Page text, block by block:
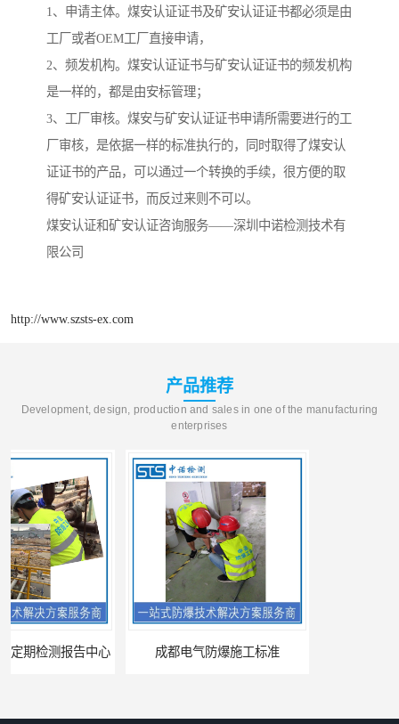
1、申请主体。煤安认证证书及矿安认证证书都必须是由
工厂或者OEM工厂直接申请，
2、频发机构。煤安认证证书与矿安认证证书的频发机构
是一样的，都是由安标管理；
3、工厂审核。煤安与矿安认证证书申请所需要进行的工
厂审核，是依据一样的标准执行的，同时取得了煤安认
证证书的产品，可以通过一个转换的手续，很方便的取
得矿安认证证书，而反过来则不可以。
煤安认证和矿安认证咨询服务——深圳中诺检测技术有
限公司
http://www.szsts-ex.com
产品推荐
Development, design, production and sales in one of the manufacturing
enterprises
成都电气防爆施工标准 昆明防爆CCC认证的资料需求